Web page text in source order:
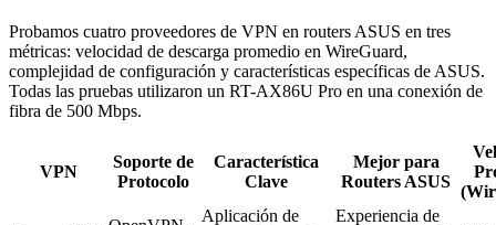
Probamos cuatro proveedores de VPN en routers ASUS en tres
métricas: velocidad de descarga promedio en WireGuard,
complejidad de configuración y características específicas de ASUS.
Todas las pruebas utilizaron un RT-AX86U Pro en una conexión de
fibra de 500 Mbps.
VPN
Soporte de
Protocolo
Característica
Clave
Mejor para
Routers ASUS
Aplicación de
Experiencia de